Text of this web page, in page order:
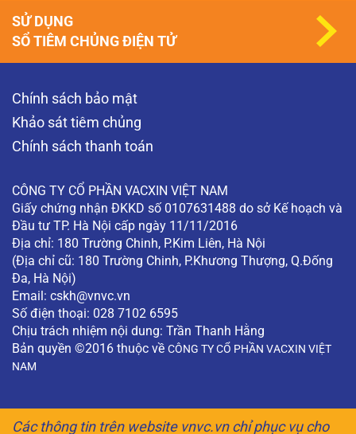
Chính sách bảo mật
Khảo sát tiêm chủng
Chính sách thanh toán
CÔNG TY CỔ PHẦN VACXIN VIỆT NAM
Giấy chứng nhận ĐKKD số 0107631488 do sở Kế hoạch và
Đầu tư TP. Hà Nội cấp ngày 11/11/2016
Địa chỉ: 180 Trường Chinh, P.Kim Liên, Hà Nội
(Địa chỉ cũ: 180 Trường Chinh, P.Khương Thượng, Q.Đống
Đa, Hà Nội)
Email: cskh@vnvc.vn
Số điện thoại: 028 7102 6595
Chịu trách nhiệm nội dung: Trần Thanh Hằng
Bản quyền ©2016 thuộc về CÔNG TY CỔ PHẦN VACXIN VIỆT
NAM
SỬ DỤNG
SỔ TIÊM CHỦNG ĐIỆN TỬ
Các thông tin trên website vnvc.vn chỉ phục vụ cho